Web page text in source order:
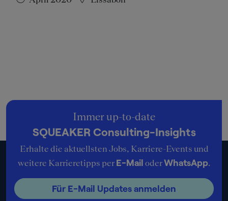
Immer up-to-date
SQUEAKER Consulting-Insights
Erhalte die aktuellsten Jobs, Karriere-Events und
weitere Karrieretipps per E-Mail oderWhatsApp.
Für E-Mail Updates anmelden